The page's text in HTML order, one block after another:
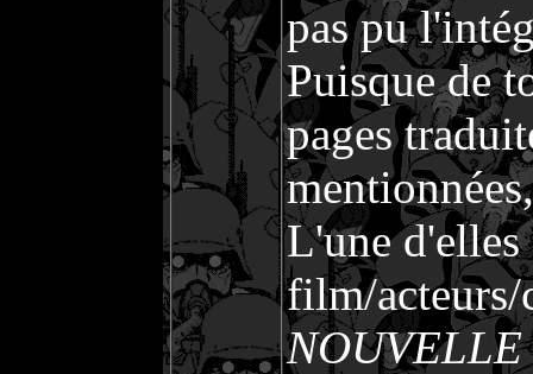
pas pu
Puisque de
pages
L'une
film/acteurs/
NOUVELLE